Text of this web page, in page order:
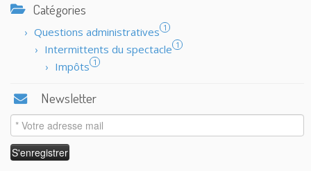
Catégories
Questions administratives 1
Intermittents du spectacle 1
Impôts 1
Newsletter